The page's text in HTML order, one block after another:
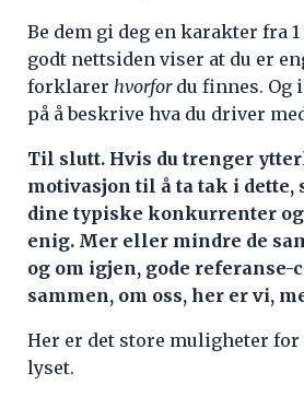
Be dem gi deg en karakter fra
godt nettsiden viser at du er
forklarer hvorfordu finnes. Og
på å beskrive hva du driver
Til slutt. Hvis du trenger
motivasjon til å ta tak i dette,
dine typiske konkurrenter
enig. Mer eller mindre de
og om igjen, gode referanse-
sammen, om oss, her er vi,
Her er det store muligheter for
lyset.